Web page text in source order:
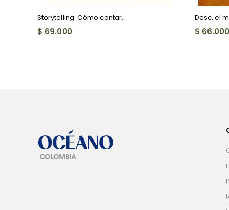
Storytelling: Cómo contar...
$ 69.000
Desc. el
$ 66.000